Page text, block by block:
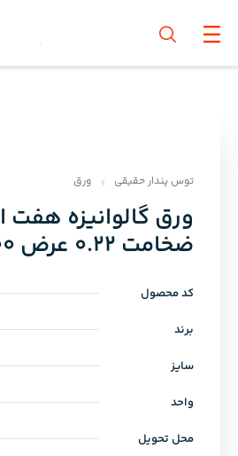
توس پندار حقیقی ورق
ورق گالوانیزه هفت
ضخامت 0.22 عرض 1000
کد محصول
برند
سایز
واحد
محل تحویل